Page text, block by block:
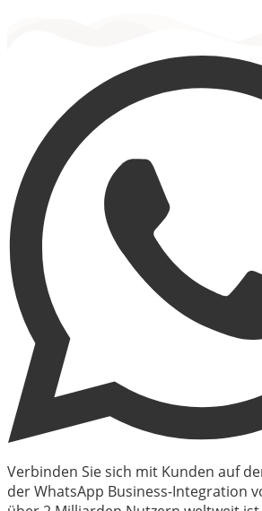
Verbinden Sie sich mit Kunden auf
der WhatsApp Business-Integration